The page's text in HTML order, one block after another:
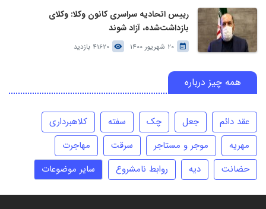
رییس اتحادیه سراسری کانون وکلا: وکلای
بازداشت‌شده، آزاد شوند
20 شهریور 1400 41620 بازدید
همه چیز درباره
عقد دائم جعل چک سفته
کلاهبرداری
مهریه
موجر و مستاجر سرقت
مهاجرت
حضانت
دیه روابط نامشروع سایر موضوعات